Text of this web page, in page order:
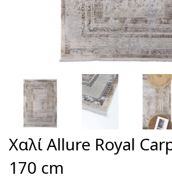
Χαλί Allure Royal
170 cm